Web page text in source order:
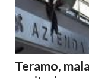
Teramo,